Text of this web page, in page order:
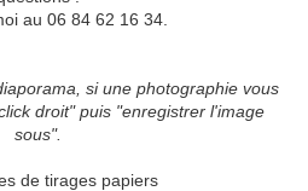
au 06 84 62 16 34.
si une photographie vous
droit" puis "enregistrer l'image
sous".
de tirages papiers